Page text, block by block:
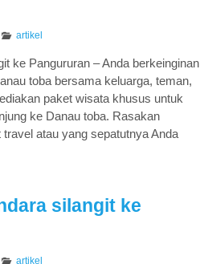
artikel
ke Pangururan – Anda berkeinginan
toba bersama keluarga, teman,
paket wisata khusus untuk
ke Danau toba. Rasakan
atau yang sepatutnya Anda
silangit ke
artikel